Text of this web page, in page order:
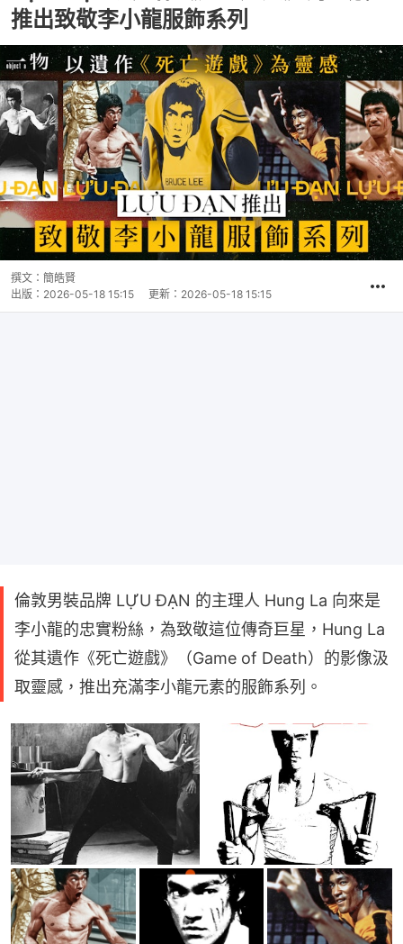
推出致敬李小龍服飾系列
撰文： 簡皓賢
出版： 2026-05-18 15:15 更新： 2026-05-18 15:15
倫敦男裝品牌 LỰU ĐẠN 的主理人 Hung La 向來是
李小龍的忠實粉絲，為致敬這位傳奇巨星，Hung La
從其遺作《死亡遊戲》（Game of Death）的影像汲
取靈感，推出充滿李小龍元素的服飾系列。